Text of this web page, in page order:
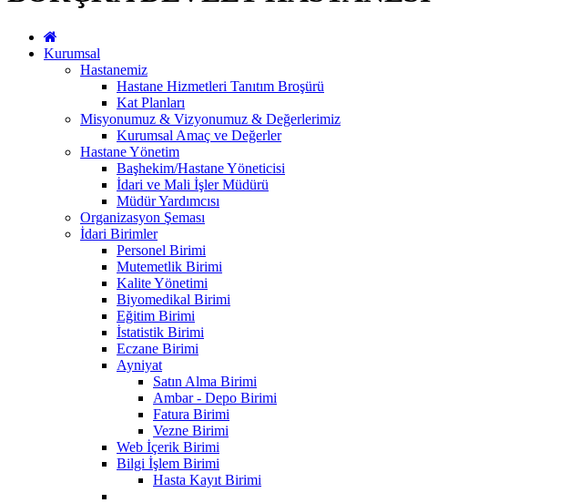
Kurumsal
Hastanemiz
Hastane Hizmetleri Tanıtım Broşürü
Kat Planları
Misyonumuz & Vizyonumuz & Değerlerimiz
Kurumsal Amaç ve Değerler
Hastane Yönetim
Başhekim/Hastane Yöneticisi
İdari ve Mali İşler Müdürü
Müdür Yardımcısı
Organizasyon Şeması
İdari Birimler
Personel Birimi
Mutemetlik Birimi
Kalite Yönetimi
Biyomedikal Birimi
Eğitim Birimi
İstatistik Birimi
Eczane Birimi
Ayniyat
Satın Alma Birimi
Ambar - Depo Birimi
Fatura Birimi
Vezne Birimi
Web İçerik Birimi
Bilgi İşlem Birimi
Hasta Kayıt Birimi